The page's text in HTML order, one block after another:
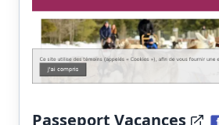
Passeport Vacances